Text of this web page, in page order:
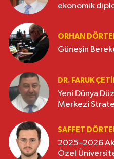
ekonomik
ORHAN
Güneşin
DR. FARUK
Yeni Dünya
Merkezi
SAFFET
2025–2026
Özel